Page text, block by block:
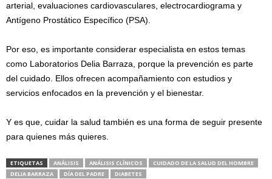
arterial, evaluaciones cardiovasculares, electrocardiograma y
Antígeno Prostático Específico (PSA).
Por eso, es importante considerar especialista en estos temas
como Laboratorios Delia Barraza, porque la prevención es parte
del cuidado. Ellos ofrecen acompañamiento con estudios y
servicios enfocados en la prevención y el bienestar.
Y es que, cuidar la salud también es una forma de seguir presente
para quienes más quieres.
ETIQUETAS ANÁLISIS ANÁLISIS CLÍNICOS
CUIDADO DE LA SALUD DEL HOMBRE
DELIA BARRAZA
DÍA DEL PADRE
DIABETES